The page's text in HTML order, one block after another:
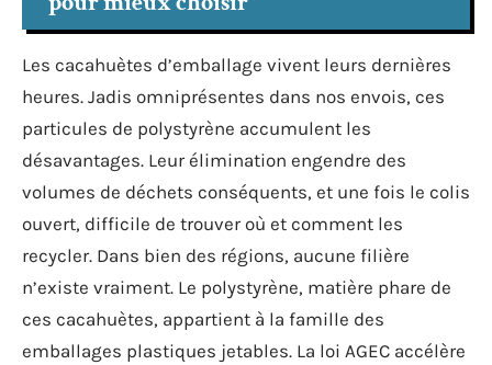
Les cacahuètes d’emballage vivent leurs dernières
heures. Jadis omniprésentes dans nos envois, ces
particules de polystyrène accumulent les
désavantages. Leur élimination engendre des
volumes de déchets conséquents, et une fois le colis
ouvert, difficile de trouver où et comment les
recycler. Dans bien des régions, aucune filière
n’existe vraiment. Le polystyrène, matière phare de
ces cacahuètes, appartient à la famille des
emballages plastiques jetables. La loi AGEC accélère